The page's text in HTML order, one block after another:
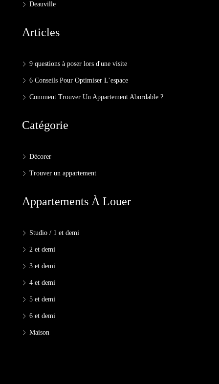
Deauville
Articles
9 questions à poser lors d'une visite
6 Conseils Pour Optimiser L’espace
Comment Trouver Un Appartement Abordable ?
Catégorie
Décorer
Trouver un appartement
Appartements À Louer
Studio / 1 et demi
2 et demi
3 et demi
4 et demi
5 et demi
6 et demi
Maison